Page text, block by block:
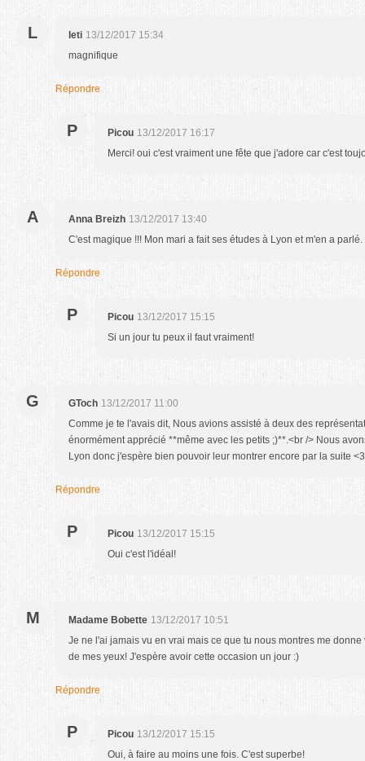
L leti 13/12/2017 15:34
magnifique
Répondre
P Picou 13/12/2017 16:17
Merci! oui c'est vraiment une fête que j'adore car c'est
A Anna Breizh 13/12/2017 13:40
C'est magique !!! Mon mari a fait ses études à Lyon et m'en a
Répondre
P Picou 13/12/2017 15:15
Si un jour tu peux il faut vraiment!
G GToch 13/12/2017 11:00
Comme je te l'avais dit, Nous avions assisté à deux des
énormément apprécié **même avec les petits ;)**.<br /> Nous
Lyon donc j'espère bien pouvoir leur montrer encore par la suite <3
Répondre
P Picou 13/12/2017 15:15
Oui c'est l'idéal!
M Madame Bobette 13/12/2017 10:51
Je ne l'ai jamais vu en vrai mais ce que tu nous montres me
de mes yeux! J'espère avoir cette occasion un jour :)
Répondre
P Picou 13/12/2017 15:15
Oui, à faire au moins une fois. C'est superbe!